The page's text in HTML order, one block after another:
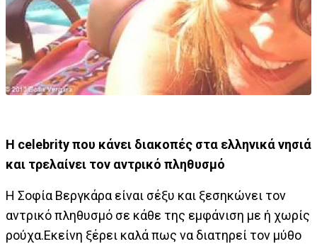
Η celebrity που κάνει διακοπές στα ελληνικά νησιά
και τρελαίνει τον αντρικό πληθυσμό
Η Σοφία Βεργκάρα είναι σέξυ και ξεσηκώνει τον
αντρικό πληθυσμό σε κάθε της εμφάνιση με ή χωρίς
ρούχα.Εκείνη ξέρει καλά πως να διατηρεί τον μύθο